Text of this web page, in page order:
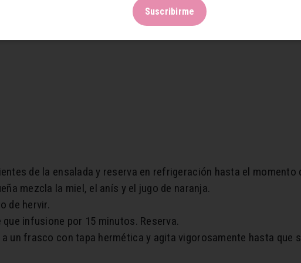
de la ensalada y reserva en refrigeración hasta el momento
mezcla la miel, el anís y el jugo de naranja.
de hervir.
infusione por 15 minutos. Reserva.
un frasco con tapa hermética y agita vigorosamente hasta que
Suscribirme